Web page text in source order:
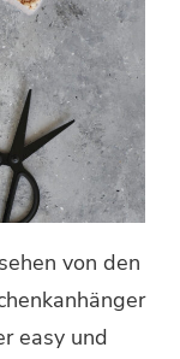
von den
easy und